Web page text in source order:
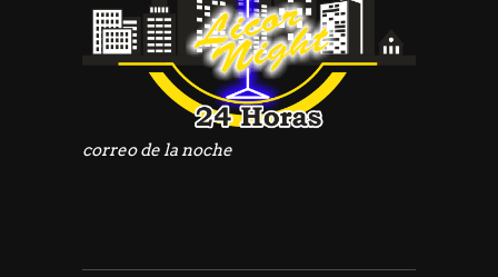
correo de la noche